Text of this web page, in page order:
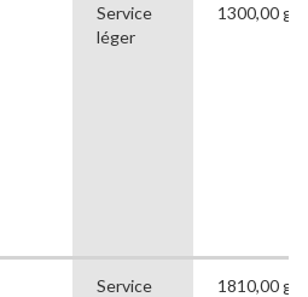
Service
léger
1300,00 g
Service
1810,00 g